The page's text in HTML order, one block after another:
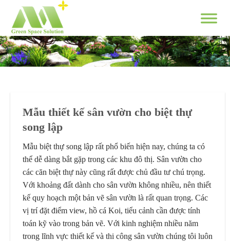
content
Mẫu thiết kế sân vườn cho biệt thự
song lập
Mẫu biệt thự song lập rất phổ biến hiện nay, chúng ta có
thể dễ dàng bắt gặp trong các khu đô thị. Sân vườn cho
các căn biệt thự này cũng rất được chủ đầu tư chú trọng.
Với khoảng đất dành cho sân vườn không nhiều, nên thiết
kế quy hoạch một bản vẽ sân vườn là rất quan trọng. Các
vị trí đặt điểm view, hồ cá Koi, tiểu cảnh cần được tính
toán kỹ vào trong bản vẽ. Với kinh nghiệm nhiều năm
trong lĩnh vực thiết kế và thi công sân vườn chúng tôi luôn